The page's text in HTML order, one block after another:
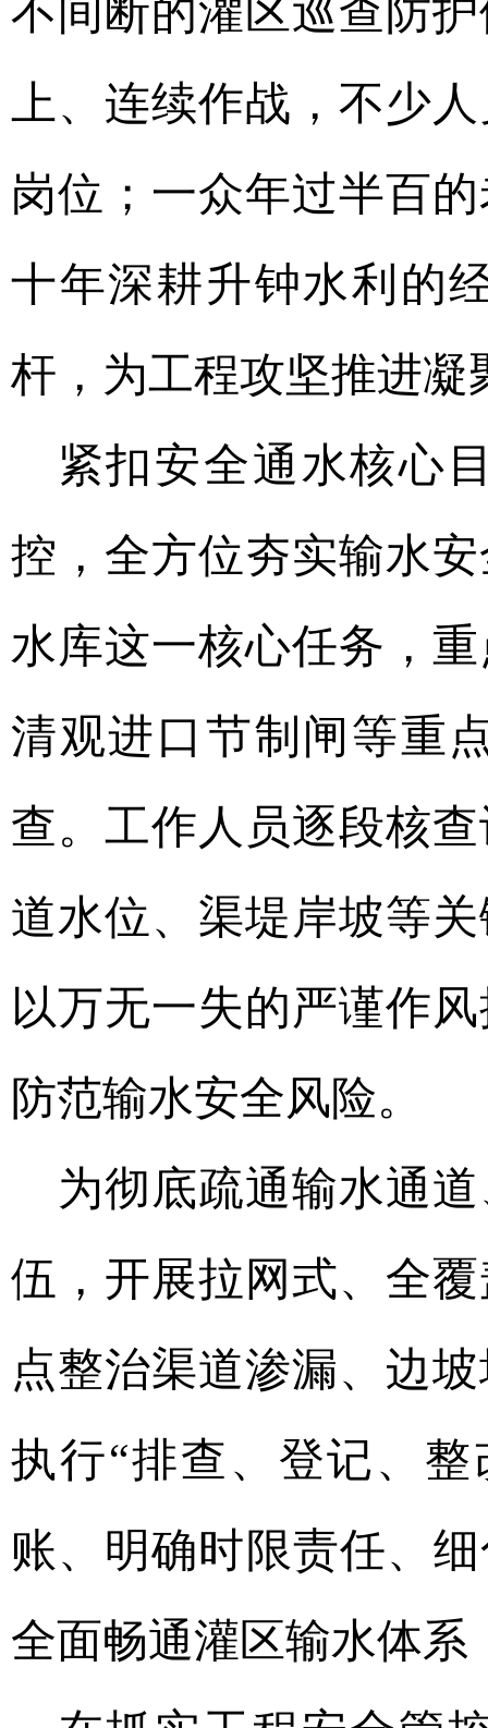
不间断的灌区巡查防
上、连续作战，不少
岗位；一众年过半百
十年深耕升钟水利的
杆，为工程攻坚推进
紧扣安全通水核心
控，全方位夯实输水
水库这一核心任务，
清观进口节制闸等重
查。工作人员逐段核
道水位、渠堤岸坡等
以万无一失的严谨作
防范输水安全风险。
为彻底疏通输水通
伍，开展拉网式、全
点整治渠道渗漏、边
执行“排查、登记、
账、明确时限责任、
全面畅通灌区输水体